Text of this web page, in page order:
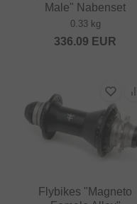
Male" Nabenset
0.33 kg
336.09 EUR
Flybikes "Magneto